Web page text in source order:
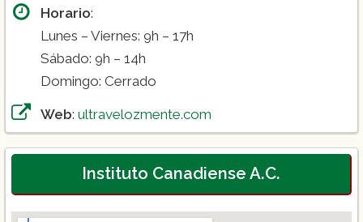
Horario:
Lunes – Viernes: 9h – 17h
Sábado: 9h – 14h
Domingo: Cerrado
Web: ultravelozmente.com
Instituto Canadiense A.C.